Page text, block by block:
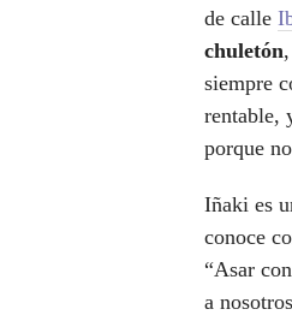
de calle
chuletón
siempre
rentable,
porque
Iñaki es
conoce
“Asar
a